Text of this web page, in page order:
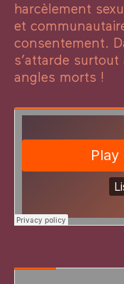
harcèlement
et
consentement.
s’attarde
angles morts !